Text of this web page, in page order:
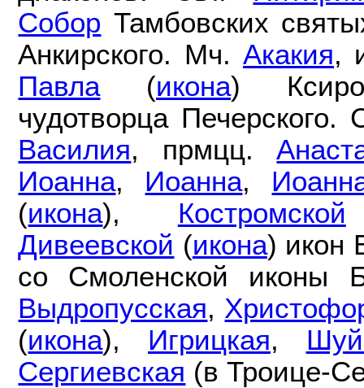
Собор Тамбовских
Анкирского. Мч. Акакия,
Павла (икона)
чудотворца
Василия, прмцц.
Иоанна, Иоанна,
(икона), Костромской
Дивеевской (икона) икон
со Смоленской иконы
Выдропусская,
(икона), Игрицкая,
Сергиевская (в Троице-